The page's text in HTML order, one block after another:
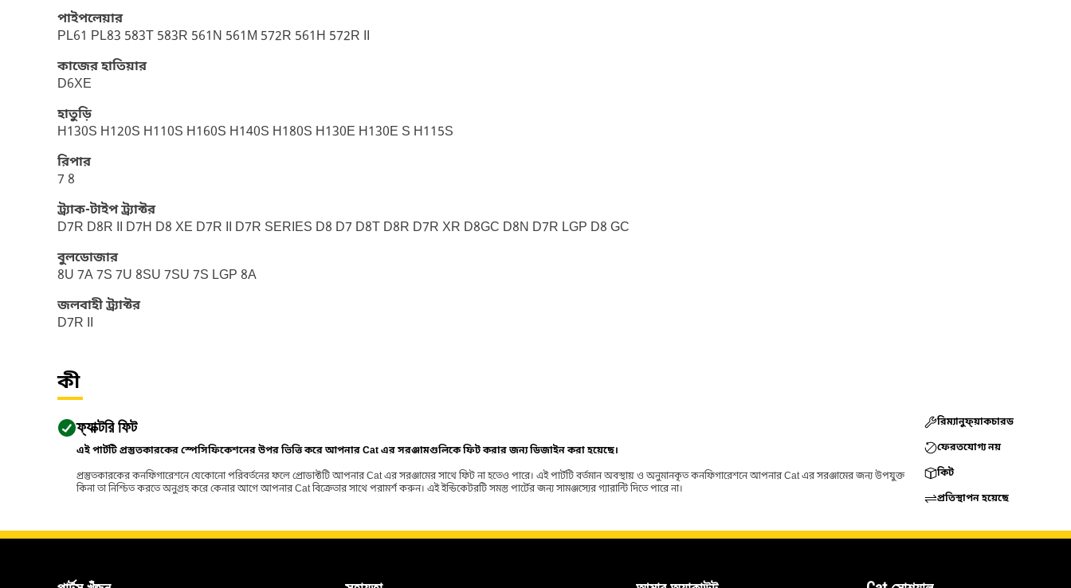
পাইপলেয়ার
PL61 PL83 583T 583R 561N 561M 572R 561H 572R II
কাজের হাতিয়ার
D6XE
হাতুড়ি
H130S H120S H110S H160S H140S H180S H130E H130E S H115S
রিপার
7 8
ট্র্যাক-টাইপ ট্র্যাক্টর
D7R D8R II D7H D8 XE D7R II D7R SERIES D8 D7 D8T D8R D7R XR D8GC D8N D7R LGP D8 GC
বুলডোজার
8U 7A 7S 7U 8SU 7SU 7S LGP 8A
জলবাহী ট্র্যাক্টর
D7R II
কী
ফ্যাক্টরি ফিট
এই পার্টটি প্রস্তুতকারকের স্পেসিফিকেশনের উপর ভিত্তি করে আপনার Cat এর সরঞ্জামগুলিকে ফিট করার জন্য ডিজাইন করা হয়েছে।
প্রস্তুতকারকের কনফিগারেশনে যেকোনো পরিবর্তনের ফলে প্রোডাক্টটি আপনার Cat এর সরঞ্জামের সাথে ফিট না হতেও পারে। এই পার্টটি বর্তমান অবস্থায় ও অনুমানকৃত কনফিগারেশনে আপনার Cat এর সরঞ্জামের জন্য উপযুক্ত
কিনা তা নিশ্চিত করতে অনুগ্রহ করে কেনার আগে আপনার Cat বিক্রেতার সাথে পরামর্শ করুন। এই ইন্ডিকেটরটি সমস্ত পার্টের জন্য সামঞ্জস্যের গ্যারান্টি দিতে পারে না।
রিম্যানুফ্য়াকচারড
ফেরতযোগ্য নয়
কিট
প্রতিস্থাপন হয়েছে